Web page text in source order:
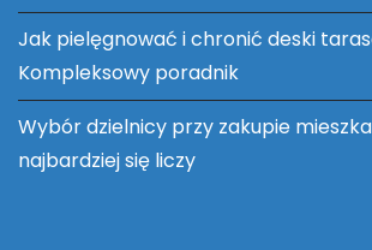
Jak pielęgnować i chronić deski
Kompleksowy poradnik
Wybór dzielnicy przy zakupie
najbardziej się liczy